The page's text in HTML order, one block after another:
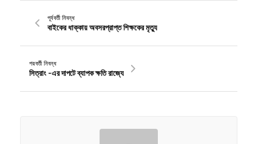
পূর্ববর্তী নিবন্ধ
বাইকের ধাক্কায় অবসরপ্রাপ্ত শিক্ষকের মৃত্যু
পরবর্তী নিবন্ধ
সিত্রাং -এর দাপটে ব্যাপক ক্ষতি রাজ্যে